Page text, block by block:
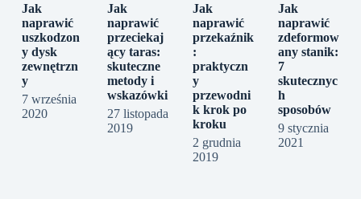
Jak
naprawić
uszkodzon
y dysk
zewnętrzn
y
7 września
2020
Jak
naprawić
przeciekaj
ący taras:
skuteczne
metody i
wskazówki
27 listopada
2019
Jak
naprawić
przekaźnik
:
praktyczn
y
przewodni
k krok po
kroku
2 grudnia
2019
Jak
naprawić
zdeformow
any stanik:
7
skutecznyc
h
sposobów
9 stycznia
2021